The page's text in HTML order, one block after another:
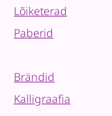
Lõiketerad
Paberid
Brändid
Kalligraafia